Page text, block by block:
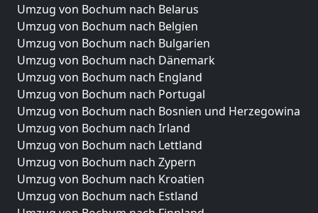
Umzug von Bochum nach Belarus
Umzug von Bochum nach Belgien
Umzug von Bochum nach Bulgarien
Umzug von Bochum nach Dänemark
Umzug von Bochum nach England
Umzug von Bochum nach Portugal
Umzug von Bochum nach Bosnien und Herzegowina
Umzug von Bochum nach Irland
Umzug von Bochum nach Lettland
Umzug von Bochum nach Zypern
Umzug von Bochum nach Kroatien
Umzug von Bochum nach Estland